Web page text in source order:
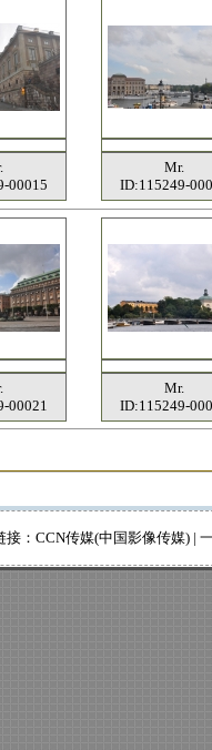
00015
Mr.
ID:115249-
00021
Mr.
ID:115249-
接： CCN传媒(中国影像传媒) |